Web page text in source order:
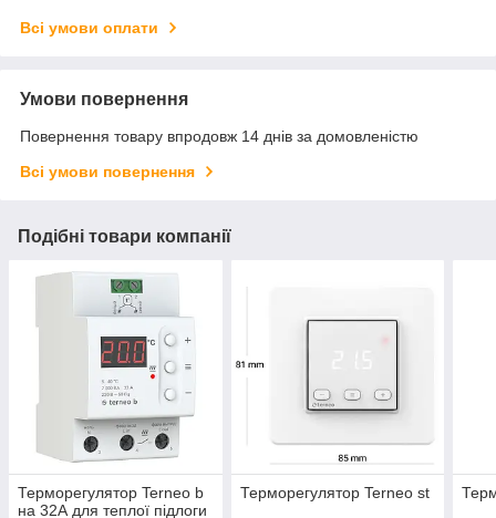
Всі умови оплати
Умови повернення
Повернення товару впродовж 14 днів за домовленістю
Всі умови повернення
Подібні товари компанії
Терморегулятор Terneo b
на 32А для теплої підлоги
Терморегулятор Terneo st